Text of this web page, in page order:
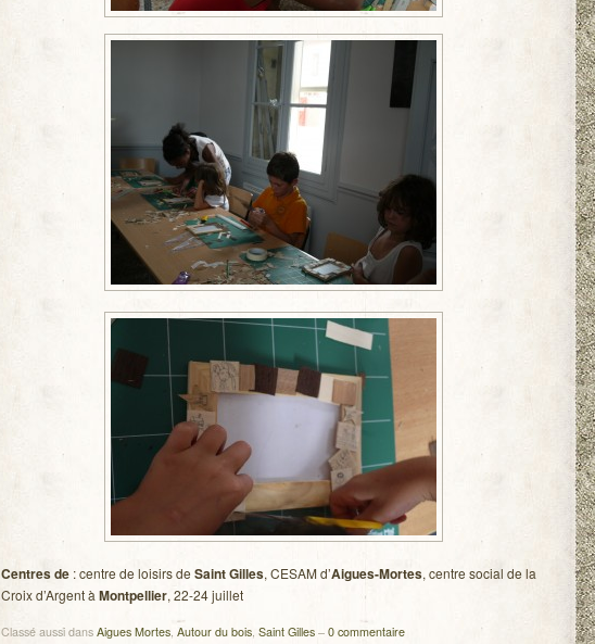
Centres de: centre de loisirs de Saint Gilles, CESAM d’Aigues-Mortes, centre social de la
Croix d’Argent à Montpellier, 22-24 juillet
Classé aussi dans Aigues Mortes, Autour du bois, Saint Gilles– 0 commentaire